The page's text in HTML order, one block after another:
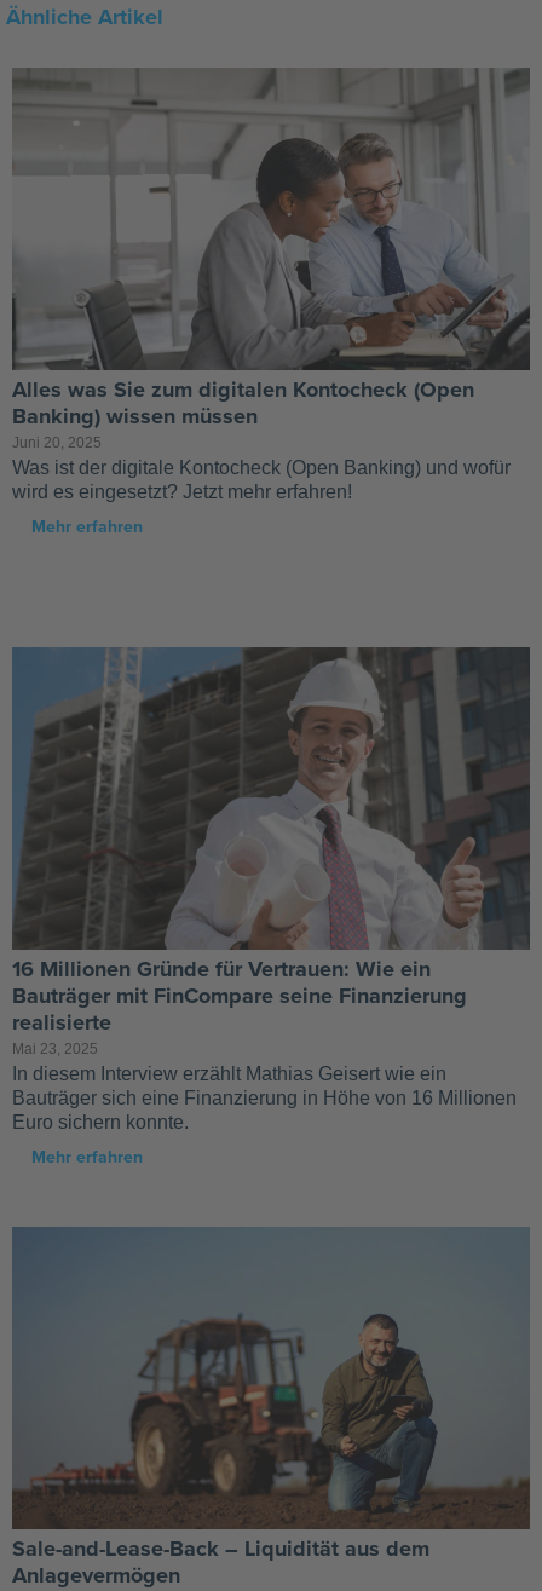
Ähnliche Artikel
Alles was Sie zum digitalen Kontocheck (Open
Banking) wissen müssen
Juni 20, 2025
Was ist der digitale Kontocheck (Open Banking) und wofür
wird es eingesetzt? Jetzt mehr erfahren!
Mehr erfahren
16 Millionen Gründe für Vertrauen: Wie ein
Bauträger mit FinCompare seine Finanzierung
realisierte
Mai 23, 2025
In diesem Interview erzählt Mathias Geisert wie ein
Bauträger sich eine Finanzierung in Höhe von 16 Millionen
Euro sichern konnte.
Mehr erfahren
Sale-and-Lease-Back – Liquidität aus dem
Anlagevermögen